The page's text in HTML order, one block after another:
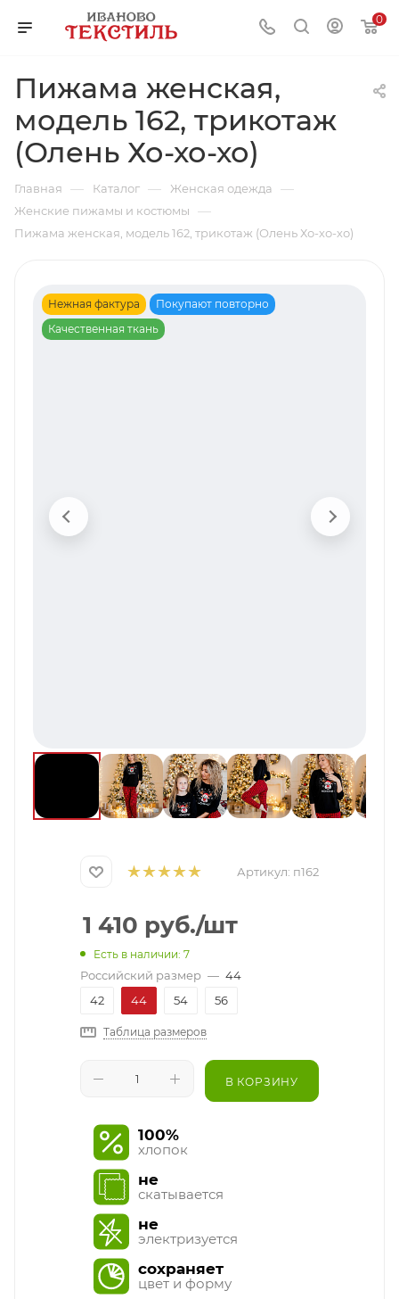
0
Пижама женская,
модель 162, трикотаж
(Олень Хо-хо-хо)
Главная — Каталог — Женская одежда —
Женские пижамы и костюмы —
Пижама женская, модель 162, трикотаж (Олень Хо-хо-хо)
Нежная фактура
Покупают повторно
Качественная ткань
Артикул: п162
1 410 руб./шт
Есть в наличии: 7
Российский размер — 44
42
44 54 56
Таблица размеров
В КОРЗИНУ
100%
хлопок
не
скатывается
не
электризуется
сохраняет
цвет и форму